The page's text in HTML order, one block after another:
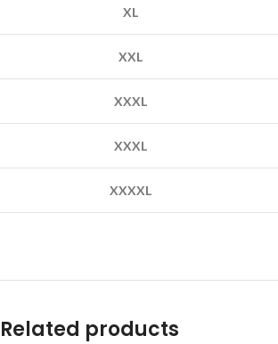
XL
XXL
XXXL
XXXL
XXXXL
Related products